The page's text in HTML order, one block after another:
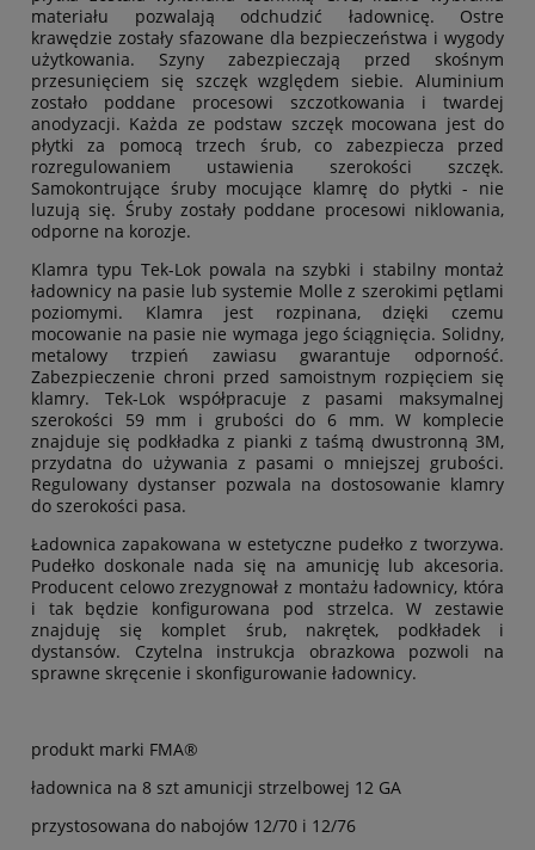
materiału pozwalają odchudzić ładownicę. Ostre
krawędzie zostały sfazowane dla bezpieczeństwa i wygody
użytkowania. Szyny zabezpieczają przed skośnym
przesunięciem się szczęk względem siebie. Aluminium
zostało poddane procesowi szczotkowania i twardej
anodyzacji. Każda ze podstaw szczęk mocowana jest do
płytki za pomocą trzech śrub, co zabezpiecza przed
rozregulowaniem ustawienia szerokości szczęk.
Samokontrujące śruby mocujące klamrę do płytki - nie
luzują się. Śruby zostały poddane procesowi niklowania,
odporne na korozje.
Klamra typu Tek-Lok powala na szybki i stabilny montaż
ładownicy na pasie lub systemie Molle z szerokimi pętlami
poziomymi. Klamra jest rozpinana, dzięki czemu
mocowanie na pasie nie wymaga jego ściągnięcia. Solidny,
metalowy trzpień zawiasu gwarantuje odporność.
Zabezpieczenie chroni przed samoistnym rozpięciem się
klamry. Tek-Lok współpracuje z pasami maksymalnej
szerokości 59 mm i grubości do 6 mm. W komplecie
znajduje się podkładka z pianki z taśmą dwustronną 3M,
przydatna do używania z pasami o mniejszej grubości.
Regulowany dystanser pozwala na dostosowanie klamry
do szerokości pasa.
Ładownica zapakowana w estetyczne pudełko z tworzywa.
Pudełko doskonale nada się na amunicję lub akcesoria.
Producent celowo zrezygnował z montażu ładownicy, która
i tak będzie konfigurowana pod strzelca. W zestawie
znajduję się komplet śrub, nakrętek, podkładek i
dystansów. Czytelna instrukcja obrazkowa pozwoli na
sprawne skręcenie i skonfigurowanie ładownicy.
produkt marki FMA®
ładownica na 8 szt amunicji strzelbowej 12 GA
przystosowana do nabojów 12/70 i 12/76